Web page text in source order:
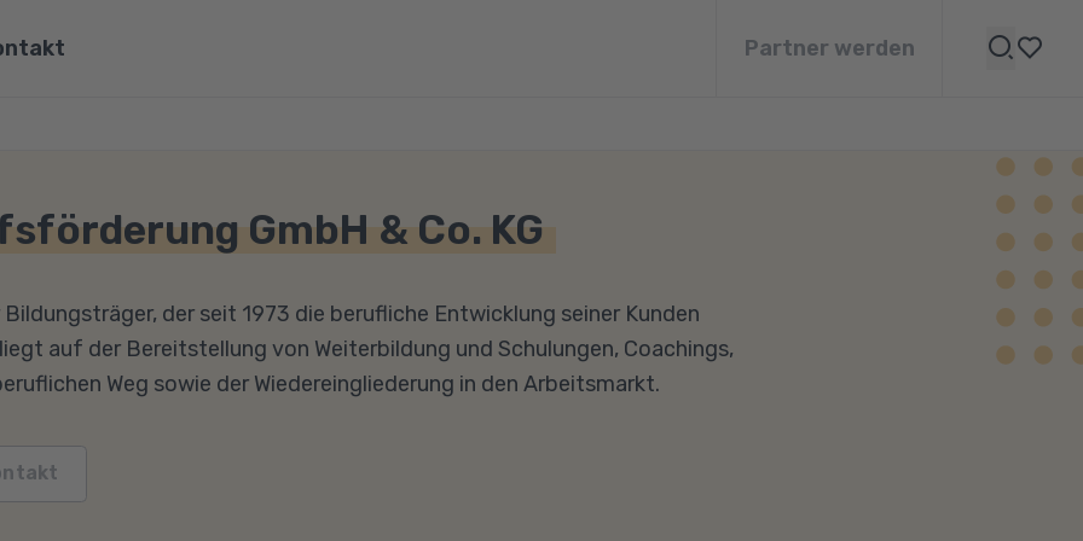
Pädagogik & Didaktik
Alle Kategorien
Viona
Partner werden
GmbH & Co. KG
der seit 1973 die berufliche Entwicklung seiner Kunden
auf der Bereitstellung von Weiterbildung und Schulungen, Coachings,
Weg sowie der Wiedereingliederung in den Arbeitsmarkt.